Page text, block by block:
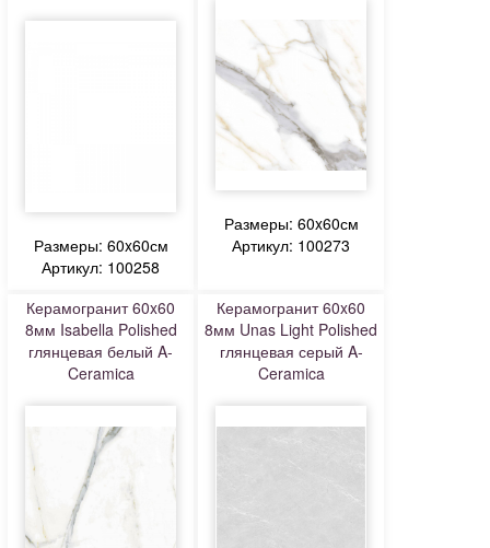
Размеры: 60x60см
Артикул: 100258
Размеры: 60x60см
Артикул: 100273
Керамогранит 60x60
8мм Isabella Polished
глянцевая белый A-
Ceramica
Керамогранит 60x60
8мм Unas Light Polished
глянцевая серый A-
Ceramica